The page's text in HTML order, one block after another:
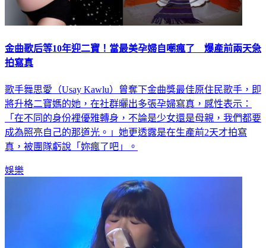
金曲歌后等10年迎二寶！當最美孕婦自嘲瘋了 爆產前兩天急
拍寫真
歌手舞思愛（Usay Kawlu）曾奪下金曲獎最佳原住民歌手，即
將升格二寶媽的她，在社群曬出多張孕婦寫真，感性表示：
「在不同的身份裡優雅轉身，不論是少女還是母親，我們都要
成為照亮自己的那道光。」她更透露是在生產前2天才拍寫
真，被團隊虧說「妳瘋了吧」。
娛樂